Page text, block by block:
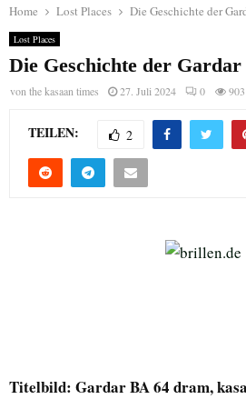
Home Lost Places Die Geschichte der
Lost Places
Die Geschichte der
vonthe kasaan times 27. Juli 2024 0 903
TEILEN: 2
Titelbild: Gardar BA 64 dram,